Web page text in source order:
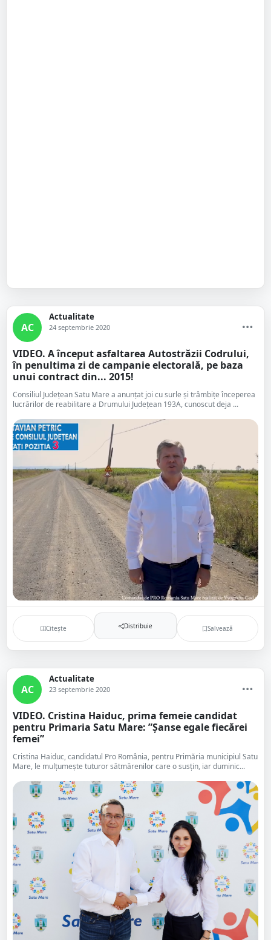
AC
Actualitate
24 septembrie 2020
VIDEO. A început asfaltarea Autostrăzii Codrului,
în penultima zi de campanie electorală, pe baza
unui contract din... 2015!
Consiliul Județean Satu Mare a anunțat joi cu surle și trâmbițe începerea
lucrărilor de reabilitare a Drumului Județean 193A, cunoscut deja ...
Citește Distribuie Salvează
AC
Actualitate
23 septembrie 2020
VIDEO. Cristina Haiduc, prima femeie candidat
pentru Primaria Satu Mare: ”Șanse egale fiecărei
femei”
Cristina Haiduc, candidatul Pro România, pentru Primăria municipiul Satu
Mare, le mulțumește tuturor sătmărenilor care o susțin, iar duminic...